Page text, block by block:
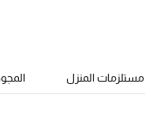
مستلزمات المنزل